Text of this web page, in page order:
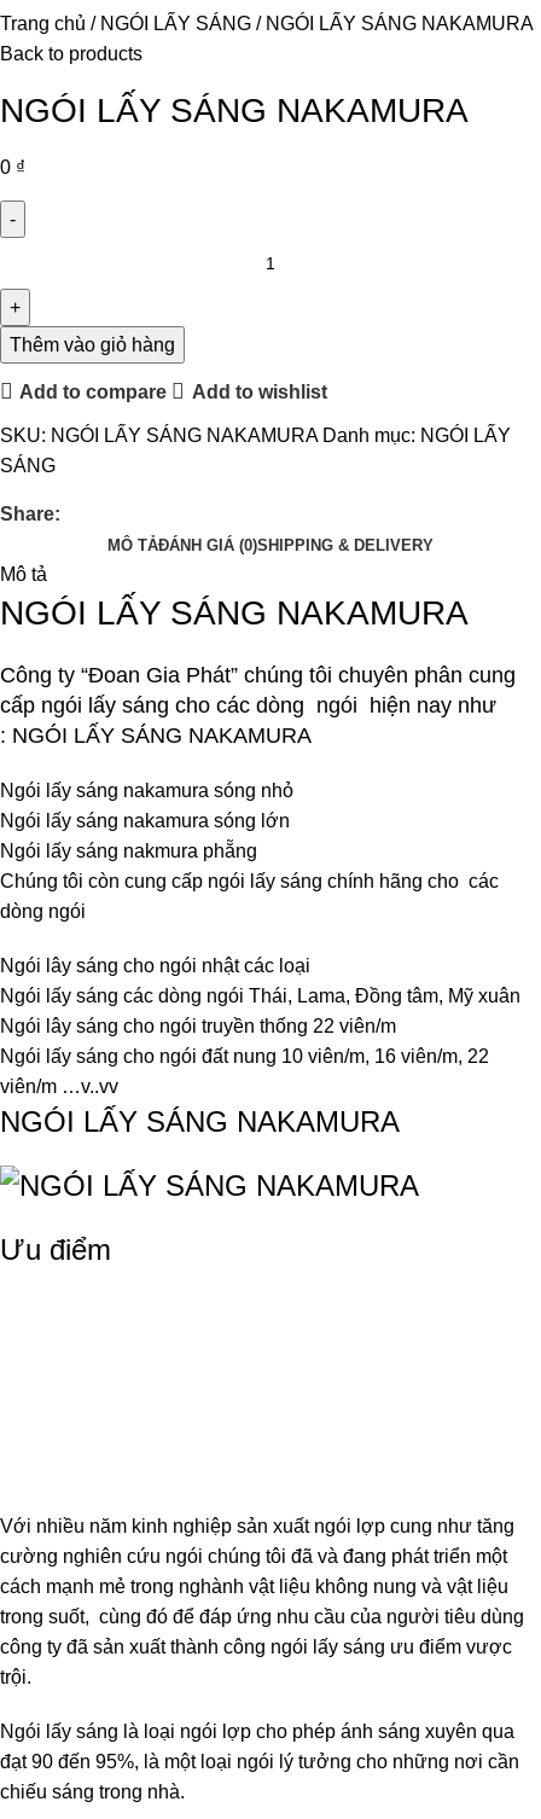
Trang chủ NGÓI LẤY SÁNG
NGÓI LẤY SÁNG NAKAMURA
Back to products
NGÓI LẤY SÁNG NAKAMURA
0 ₫
Thêm vào giỏ hàng
Add to compare Add to wishlist
SKU: NGÓI LẤY SÁNG NAKAMURA Danh mục: NGÓI LẤY
SÁNG
Share:
MÔ TẢĐÁNH GIÁ (0)SHIPPING & DELIVERY
Mô tả
NGÓI LẤY SÁNG NAKAMURA
Công ty “Đoan Gia Phát” chúng tôi chuyên phân cung
cấp ngói lấy sáng cho các dòng ngói hiện nay như
: NGÓI LẤY SÁNG NAKAMURA
Ngói lấy sáng nakamura sóng nhỏ
Ngói lấy sáng nakamura sóng lớn
Ngói lấy sáng nakmura phẵng
Chúng tôi còn cung cấp ngói lấy sáng chính hãng cho các
dòng ngói
Ngói lây sáng cho ngói nhật các loại
Ngói lấy sáng các dòng ngói Thái, Lama, Đồng tâm, Mỹ xuân
Ngói lây sáng cho ngói truyền thống 22 viên/m
Ngói lấy sáng cho ngói đất nung 10 viên/m, 16 viên/m, 22
viên/m …v..vv
NGÓI LẤY SÁNG NAKAMURA
Ưu điểm
Với nhiều năm kinh nghiệp sản xuất ngói lợp cung như tăng
cường nghiên cứu ngói chúng tôi đã và đang phát triển một
cách mạnh mẻ trong nghành vật liệu không nung và vật liệu
trong suốt, cùng đó để đáp ứng nhu cầu của người tiêu dùng
công ty đã sản xuất thành công ngói lấy sáng ưu điểm vược
trội.
Ngói lấy sáng là loại ngói lợp cho phép ánh sáng xuyên qua
đạt 90 đến 95%, là một loại ngói lý tưởng cho những nơi cần
chiếu sáng trong nhà.